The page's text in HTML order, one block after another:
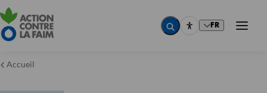
FR
Accueil